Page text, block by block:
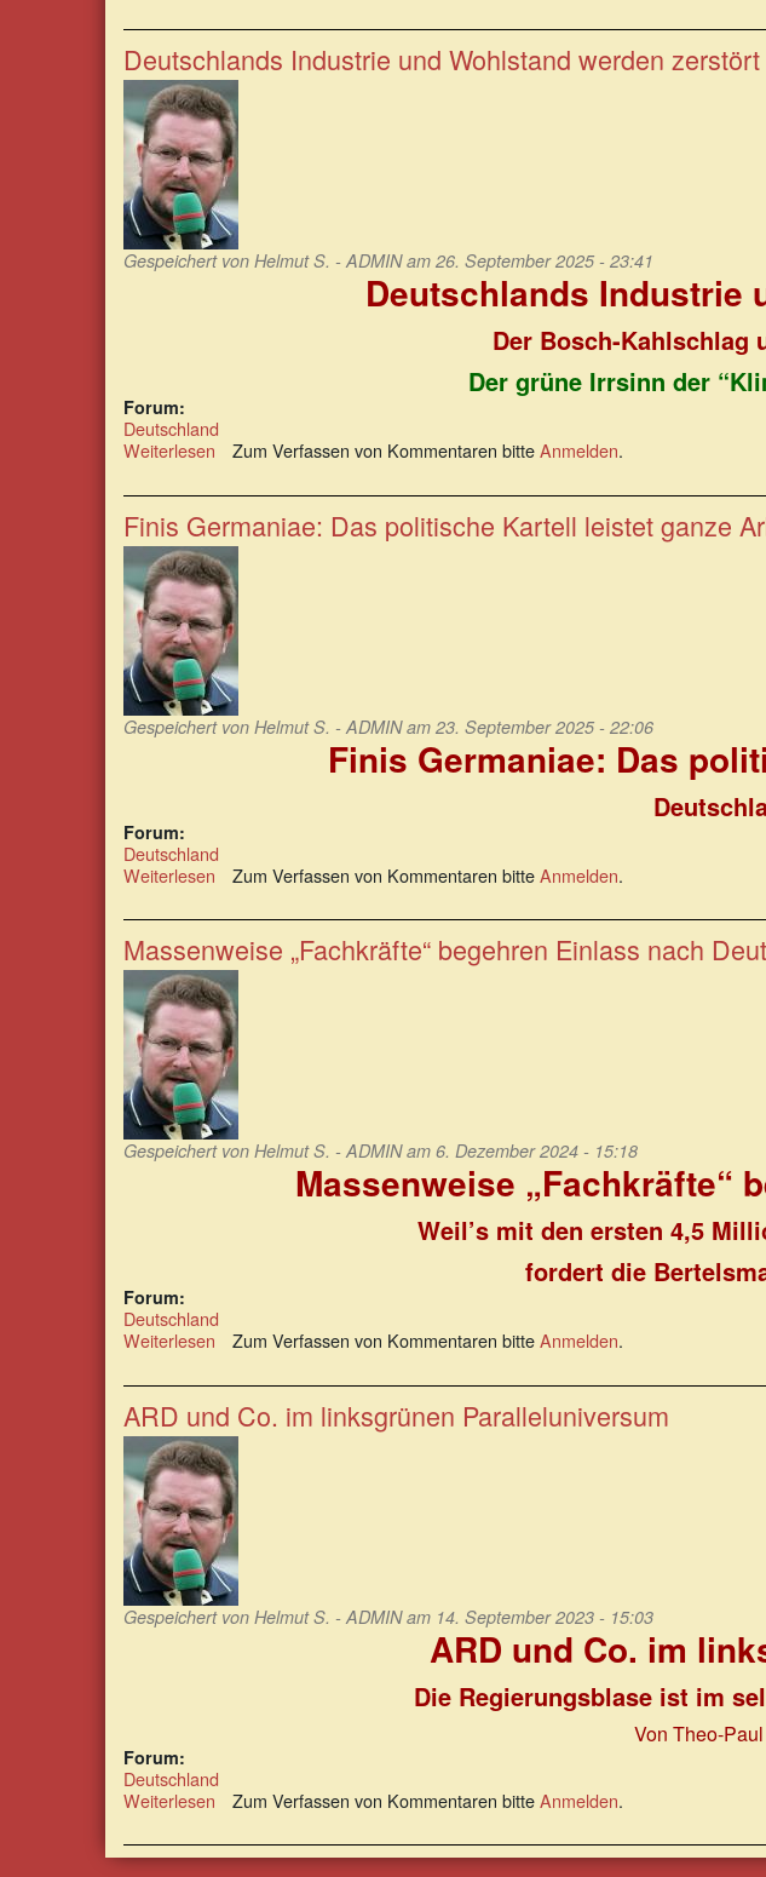
Merz:
Lügenbaron
mit
Kanzlerstatus
Deutschlands Industrie und Wohlstand werden zerstört
Gespeichert von Helmut S. - ADMINam 26. September 2025 - 23:41
Deutschlands Industrie
Der Bosch-Kahlschlag
Der grüne Irrsinn der
Forum:
Deutschland
Weiterlesen über
Industrie
und
Wohlstand
werden
zerstört
Zum Verfassen von Kommentaren bitteAnmelden.
Finis Germaniae: Das politische Kartell leistet ganze
Gespeichert von Helmut S. - ADMINam 23. September 2025 - 22:06
Finis Germaniae: Das
Forum:
Deutschland
Weiterlesen über
Germaniae:
Das
politische
Kartell
leistet
ganze
Arbeit
Zum Verfassen von Kommentaren bitteAnmelden.
Massenweise „Fachkräfte“ begehren Einlass nach
Gespeichert von Helmut S. - ADMINam 6. Dezember 2024 - 15:18
Massenweise „Fachkräfte“
Weil’s mit den ersten 4,5
fordert die
Forum:
Deutschland
Weiterlesen über
„Fachkräfte“
begehren
Einlass
nach
Deutschland
Zum Verfassen von Kommentaren bitteAnmelden.
ARD und Co. im linksgrünen Paralleluniversum
Gespeichert von Helmut S. - ADMINam 14. September 2023 - 15:03
ARD und Co. im
Die Regierungsblase ist im
Von Theo-
Forum:
Deutschland
Weiterlesen über
und
Co.
Zum Verfassen von Kommentaren bitteAnmelden.